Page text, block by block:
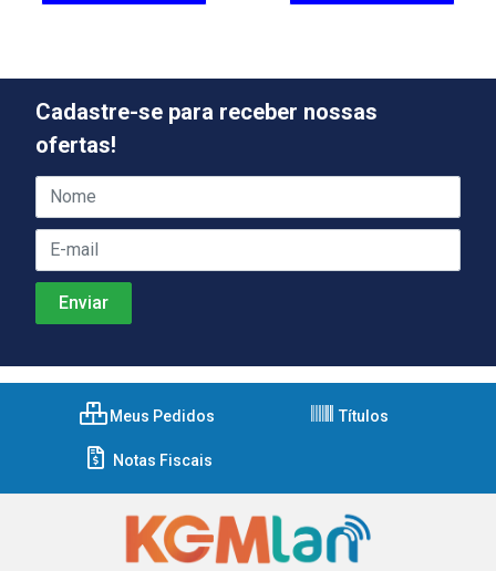
Cadastre-se para receber nossas
ofertas!
Meus Pedidos Títulos
Notas Fiscais